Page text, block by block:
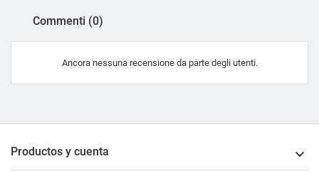
Commenti (0)
Ancora nessuna recensione da parte degli utenti.
Productos y cuenta 